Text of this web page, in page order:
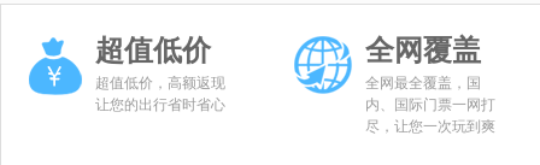
超值低价
超值低价，高额返现
让您的出行省时省心
全网覆盖
全网最全覆盖，国
内、国际门票一网打
尽，让您一次玩到爽